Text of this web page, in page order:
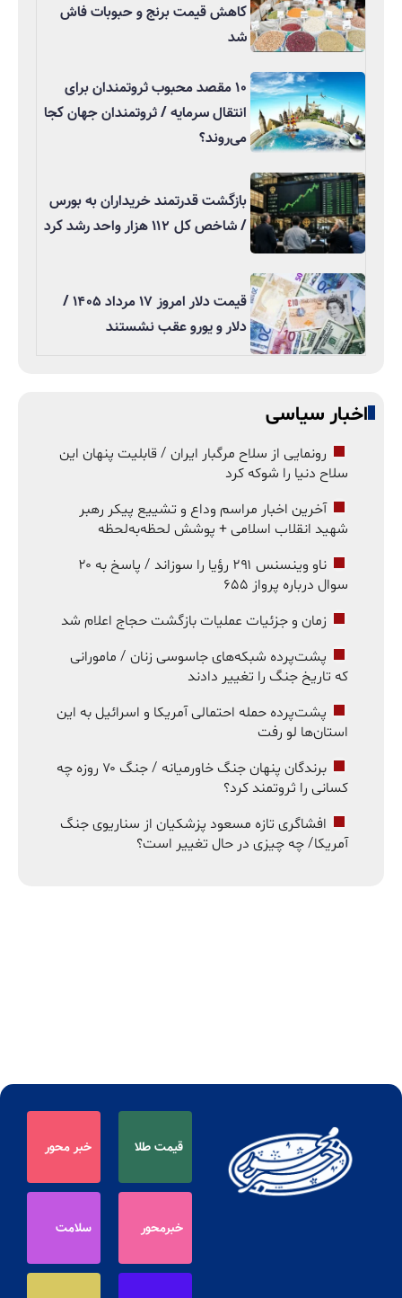
کاهش قیمت برنج و حبوبات فاش
شد
۱۰ مقصد محبوب ثروتمندان برای
انتقال سرمایه / ثروتمندان جهان کجا
می‌روند؟
بازگشت قدرتمند خریداران به بورس
/ شاخص کل ۱۱۲ هزار واحد رشد کرد
قیمت دلار امروز ۱۷ مرداد ۱۴۰۵ /
دلار و یورو عقب نشستند
اخبار سیاسی
رونمایی از سلاح مرگبار ایران / قابلیت پنهان این
سلاح دنیا را شوکه کرد
آخرین اخبار مراسم وداع و تشییع پیکر رهبر
شهید انقلاب اسلامی + پوشش لحظه‌به‌لحظه
ناو وینسنس ۲۹۱ رؤیا را سوزاند / پاسخ به ۲۰
سوال درباره پرواز ۶۵۵
زمان و جزئیات عملیات بازگشت حجاج اعلام شد
پشت‌پرده شبکه‌های جاسوسی زنان / مامورانی
که تاریخ جنگ را تغییر دادند
پشت‌پرده حمله احتمالی آمریکا و اسرائیل به این
استان‌ها لو رفت
برندگان پنهان جنگ خاورمیانه / جنگ ۷۰ روزه چه
کسانی را ثروتمند کرد؟
افشاگری تازه مسعود پزشکیان از سناریوی جنگ
آمریکا/ چه چیزی در حال تغییر است؟
قیمت طلا خبر محور
خبرمحور سلامت